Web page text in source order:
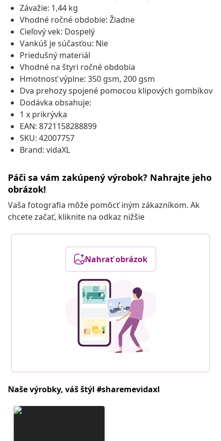
Závažie: 1,44 kg
Vhodné ročné obdobie: Žiadne
Cieľový vek: Dospelý
Vankúš je súčasťou: Nie
Priedušný materiál
Vhodné na štyri ročné obdobia
Hmotnosť výplne: 350 gsm, 200 gsm
Dva prehozy spojené pomocou klipových gombíkov
Dodávka obsahuje:
1 x prikrývka
EAN: 8721158288899
SKU: 42007757
Brand: vidaXL
Páči sa vám zakúpený výrobok? Nahrajte jeho
obrázok!
Vaša fotografia môže pomôcť iným zákazníkom. Ak
chcete začať, kliknite na odkaz nižšie
Nahrať obrázok
Naše výrobky, váš štýl #sharemevidaxl